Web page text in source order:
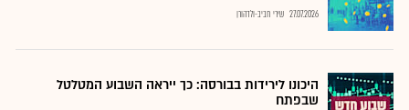
27.07.2026 שירי חביב-ולדהורן
היכונו לירידות בבורסה: כך ייראה השבוע המטלטל
שבפתח